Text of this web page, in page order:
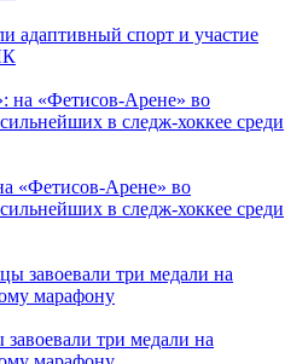
адаптивный спорт и участие
«Фетисов-Арене» во
в следж-хоккее среди
три медали на